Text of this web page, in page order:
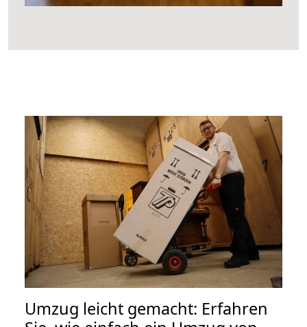
Umzug leicht gemacht: Erfahren